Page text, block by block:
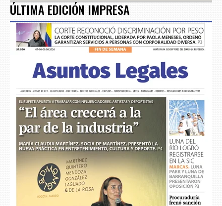
ÚLTIMA EDICIÓN IMPRESA